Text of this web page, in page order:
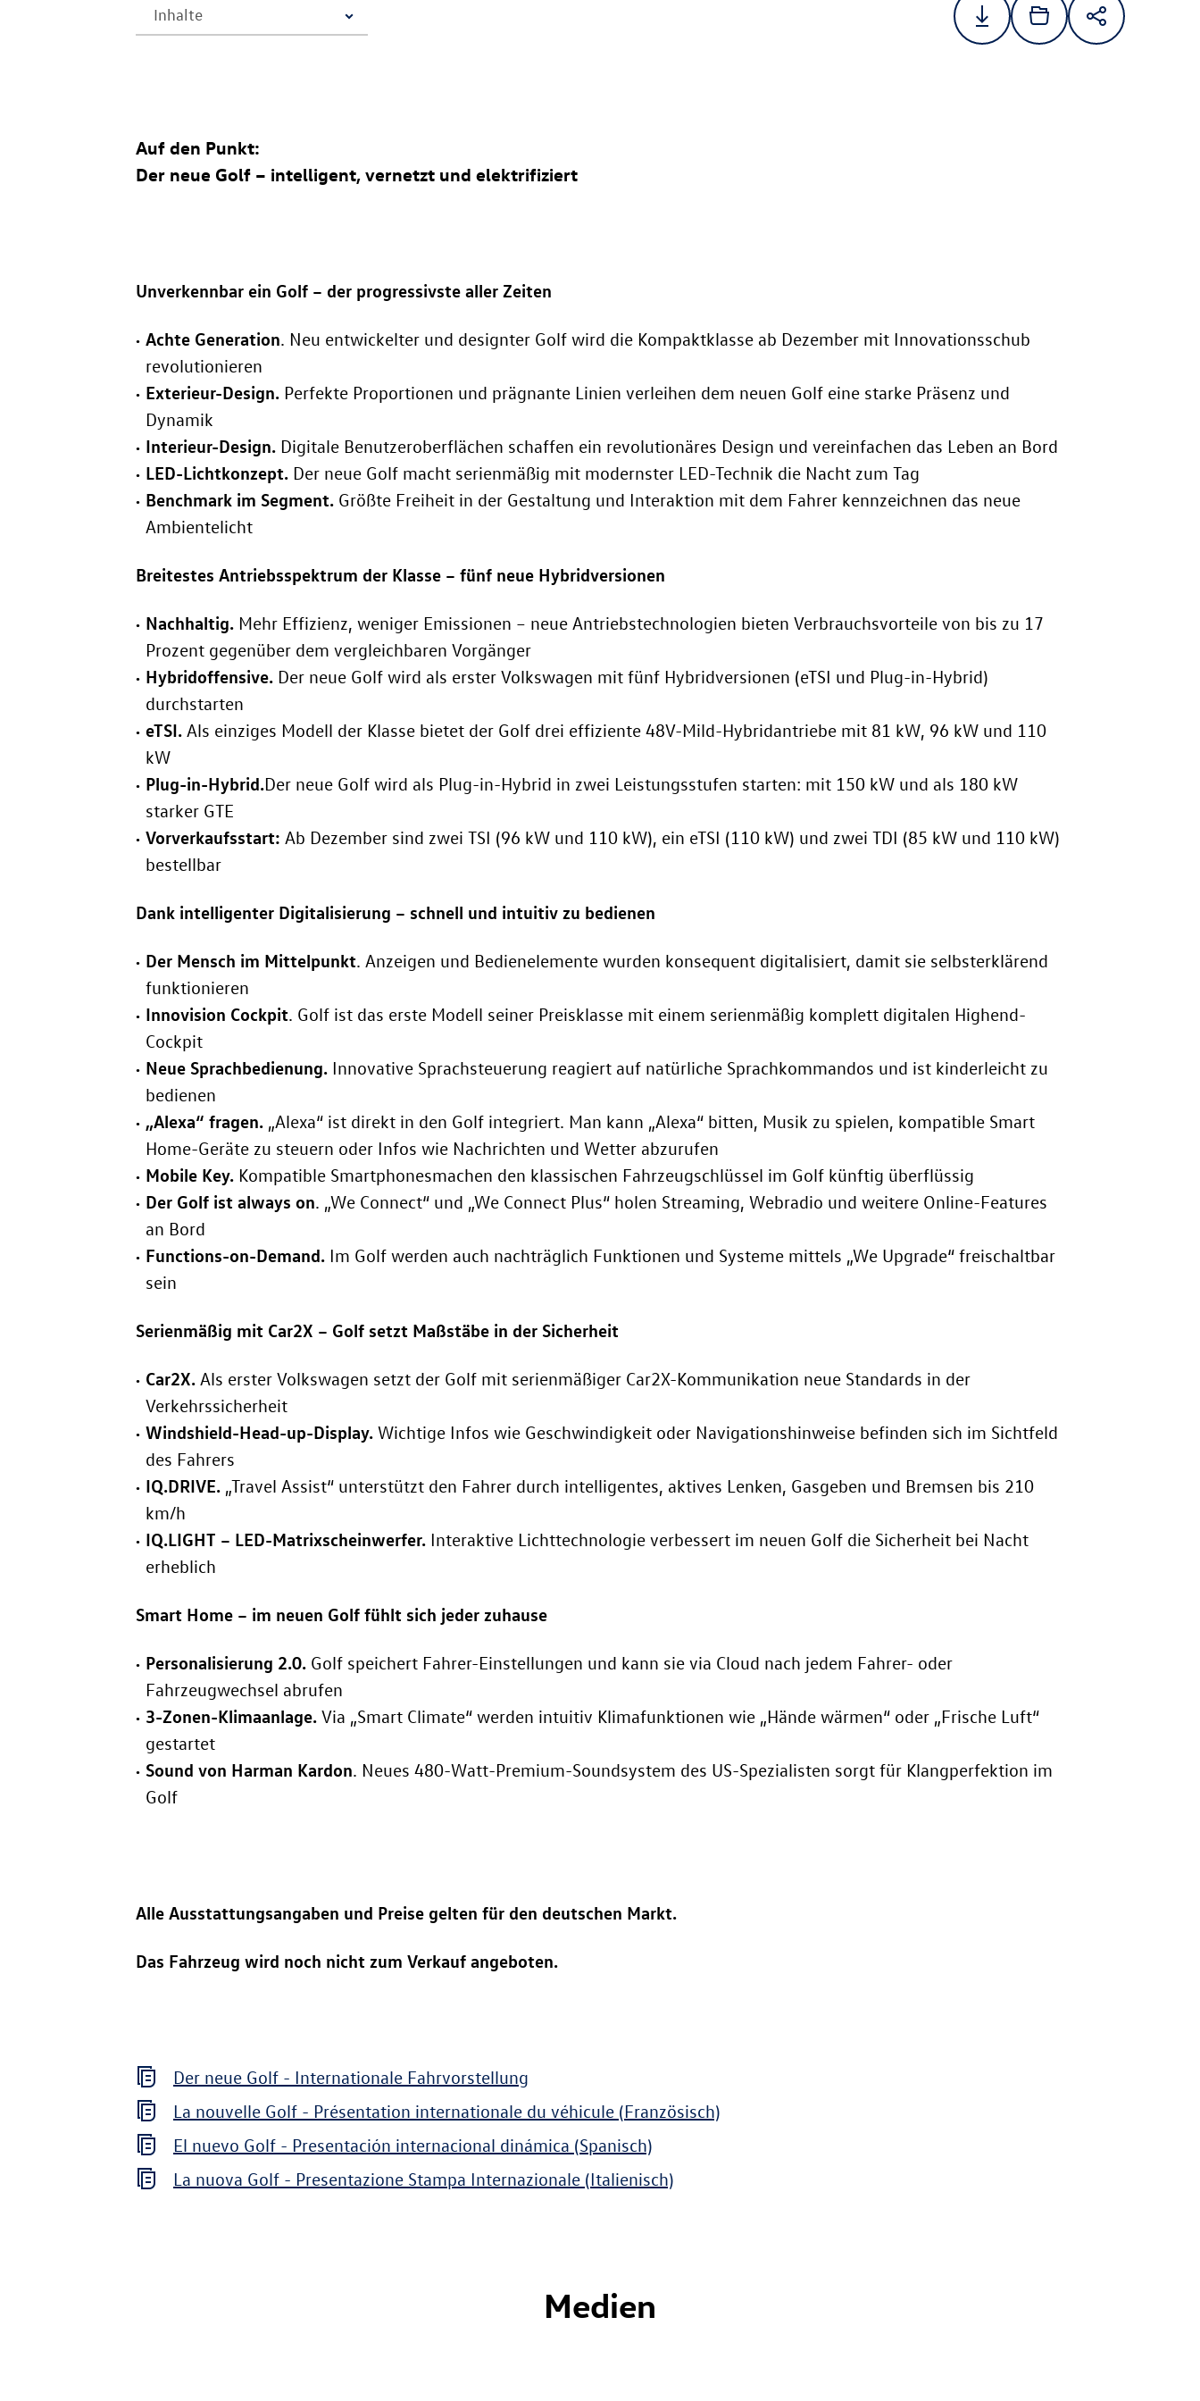
Auf den Punkt:
Der neue Golf – intelligent, vernetzt und elektrifiziert
Unverkennbar ein Golf – der progressivste aller Zeiten
Achte Generation. Neu entwickelter und designter Golf wird die Kompaktklasse ab Dezember mit Innovationsschub
revolutionieren
Exterieur-Design. Perfekte Proportionen und prägnante Linien verleihen dem neuen Golf eine starke Präsenz und
Dynamik
Interieur-Design. Digitale Benutzeroberflächen schaffen ein revolutionäres Design und vereinfachen das Leben an Bord
LED-Lichtkonzept. Der neue Golf macht serienmäßig mit modernster LED-Technik die Nacht zum Tag
Benchmark im Segment. Größte Freiheit in der Gestaltung und Interaktion mit dem Fahrer kennzeichnen das neue
Ambientelicht
Breitestes Antriebsspektrum der Klasse – fünf neue Hybridversionen
Nachhaltig. Mehr Effizienz, weniger Emissionen – neue Antriebstechnologien bieten Verbrauchsvorteile von bis zu 17
Prozent gegenüber dem vergleichbaren Vorgänger
Hybridoffensive. Der neue Golf wird als erster Volkswagen mit fünf Hybridversionen (eTSI und Plug-in-Hybrid)
durchstarten
eTSI. Als einziges Modell der Klasse bietet der Golf drei effiziente 48V-Mild-Hybridantriebe mit 81 kW, 96 kW und 110
kW
Plug-in-Hybrid.Der neue Golf wird als Plug-in-Hybrid in zwei Leistungsstufen starten: mit 150 kW und als 180 kW
starker GTE
Vorverkaufsstart: Ab Dezember sind zwei TSI (96 kW und 110 kW), ein eTSI (110 kW) und zwei TDI (85 kW und 110 kW)
bestellbar
Dank intelligenter Digitalisierung – schnell und intuitiv zu bedienen
Der Mensch im Mittelpunkt. Anzeigen und Bedienelemente wurden konsequent digitalisiert, damit sie selbsterklärend
funktionieren
Innovision Cockpit. Golf ist das erste Modell seiner Preisklasse mit einem serienmäßig komplett digitalen Highend-
Cockpit
Neue Sprachbedienung. Innovative Sprachsteuerung reagiert auf natürliche Sprachkommandos und ist kinderleicht zu
bedienen
„Alexa“ fragen. „Alexa“ ist direkt in den Golf integriert. Man kann „Alexa“ bitten, Musik zu spielen, kompatible Smart
Home-Geräte zu steuern oder Infos wie Nachrichten und Wetter abzurufen
Mobile Key. Kompatible Smartphonesmachen den klassischen Fahrzeugschlüssel im Golf künftig überflüssig
Der Golf ist always on. „We Connect“ und „We Connect Plus“ holen Streaming, Webradio und weitere Online-Features
an Bord
Functions-on-Demand. Im Golf werden auch nachträglich Funktionen und Systeme mittels „We Upgrade“ freischaltbar
sein
Serienmäßig mit Car2X – Golf setzt Maßstäbe in der Sicherheit
Car2X. Als erster Volkswagen setzt der Golf mit serienmäßiger Car2X-Kommunikation neue Standards in der
Verkehrssicherheit
Windshield-Head-up-Display. Wichtige Infos wie Geschwindigkeit oder Navigationshinweise befinden sich im Sichtfeld
des Fahrers
IQ.DRIVE. „Travel Assist“ unterstützt den Fahrer durch intelligentes, aktives Lenken, Gasgeben und Bremsen bis 210
km/h
IQ.LIGHT – LED-Matrixscheinwerfer. Interaktive Lichttechnologie verbessert im neuen Golf die Sicherheit bei Nacht
erheblich
Smart Home – im neuen Golf fühlt sich jeder zuhause
Personalisierung 2.0. Golf speichert Fahrer-Einstellungen und kann sie via Cloud nach jedem Fahrer- oder
Fahrzeugwechsel abrufen
3-Zonen-Klimaanlage. Via „Smart Climate“ werden intuitiv Klimafunktionen wie „Hände wärmen“ oder „Frische Luft“
gestartet
Sound von Harman Kardon. Neues 480-Watt-Premium-Soundsystem des US-Spezialisten sorgt für Klangperfektion im
Golf
Alle Ausstattungsangaben und Preise gelten für den deutschen Markt.
Das Fahrzeug wird noch nicht zum Verkauf angeboten.
Der neue Golf - Internationale Fahrvorstellung
La nouvelle Golf - Présentation internationale du véhicule (Französisch)
El nuevo Golf - Presentación internacional dinámica (Spanisch)
La nuova Golf - Presentazione Stampa Internazionale (Italienisch)
Medien